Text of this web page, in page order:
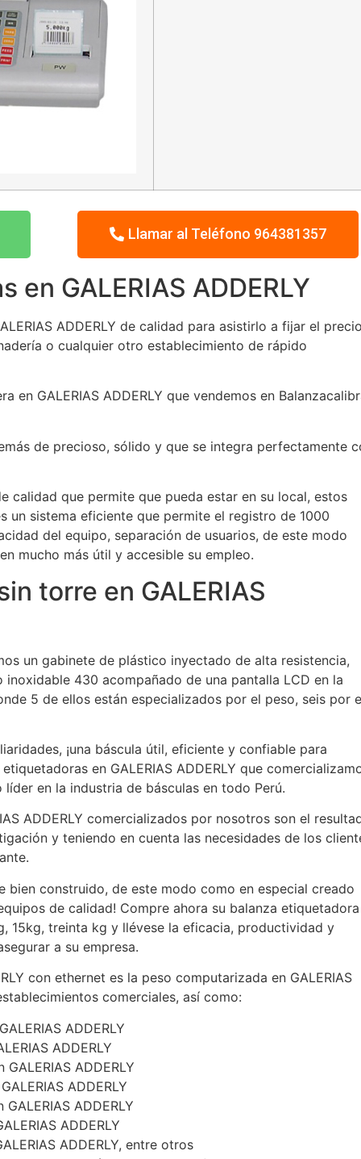
Llamar al Teléfono 964381357
GALERIAS ADDERLY
ADDERLY de calidad para asistirlo a fijar el
o cualquier otro establecimiento de rápido
en GALERIAS ADDERLY que vendemos en
de precioso, sólido y que se integra perfectamente
calidad que permite que pueda estar en su local, estos
un sistema eficiente que permite el registro de 1000
del equipo, separación de usuarios, de este modo
mucho más útil y accesible su empleo.
torre en GALERIAS
un gabinete de plástico inyectado de alta resistencia,
430 acompañado de una pantalla LCD en la
5 de ellos están especializados por el peso, seis por
¡una báscula útil, eficiente y confiable para
en GALERIAS ADDERLY que
en la industria de básculas en todo Perú.
ADDERLY comercializados por nosotros son el
y teniendo en cuenta las necesidades de los
bien construido, de este modo como en especial creado
de calidad! Compre ahora su balanza
15kg, treinta kg y llévese la eficacia, productividad y
a su empresa.
con ethernet es la peso computarizada en GALERIAS
comerciales, así como:
ADDERLY
ADDERLY
ADDERLY
ADDERLY
ADDERLY
ADDERLY
ADDERLY, entre otros